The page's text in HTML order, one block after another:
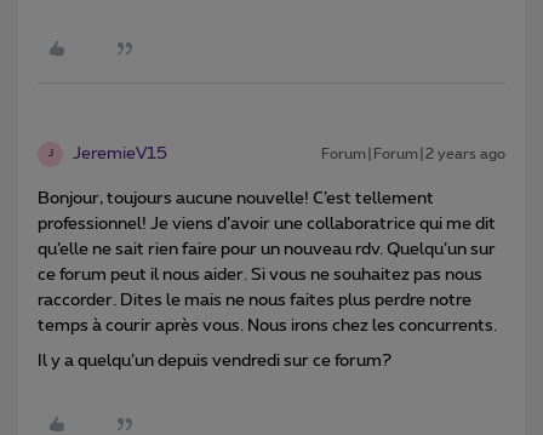
J JeremieV15 Forum|Forum|2 years ago
Bonjour, toujours aucune nouvelle! C’est tellement
professionnel! Je viens d’avoir une collaboratrice qui me dit
qu’elle ne sait rien faire pour un nouveau rdv. Quelqu’un sur
ce forum peut il nous aider. Si vous ne souhaitez pas nous
raccorder. Dites le mais ne nous faites plus perdre notre
temps à courir après vous. Nous irons chez les concurrents.
Il y a quelqu’un depuis vendredi sur ce forum?